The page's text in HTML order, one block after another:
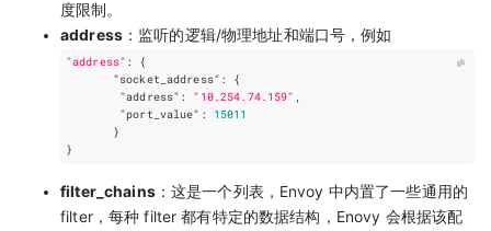
度限制。
address：监听的逻辑/物理地址和端口号，例如
"address" :
{
"socket_address" :
{
"address" : "10.254.74.159" ,
"port_value" :
15011
}
}
filter_chains：这是一个列表，Envoy 中内置了一些通用的
filter，每种 filter 都有特定的数据结构，Enovy 会根据该配